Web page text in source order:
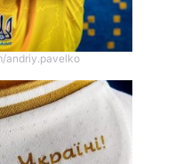
andriy.pavelko